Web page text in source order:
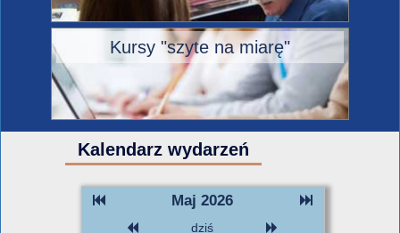
Kursy "szyte na miarę"
Kalendarz wydarzeń
Maj 2026
dziś